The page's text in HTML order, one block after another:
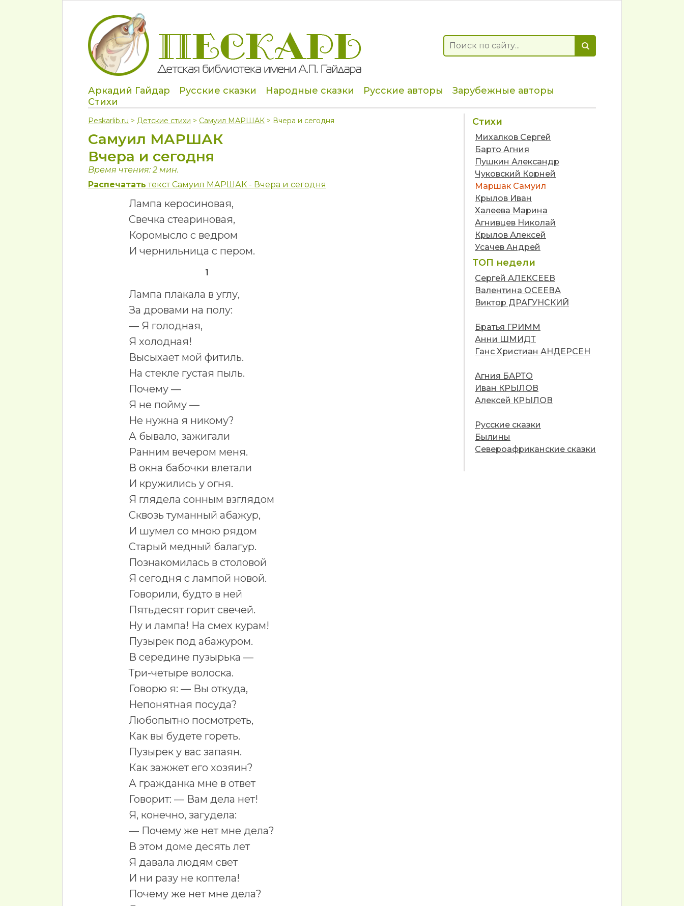
Аркадий Гайдар Русские сказки Народные сказки Русские авторы
Зарубежные авторы
Стихи
Peskarlib.ru > Детские стихи > Самуил МАРШАК > Вчера и сегодня
Самуил МАРШАК
Вчера и сегодня
Время чтения: 2 мин.
Распечатать текст Самуил МАРШАК - Вчера и сегодня
Лампа керосиновая,
Свечка стеариновая,
Коромысло с ведром
И чернильница с пером.
1
Лампа плакала в углу,
За дровами на полу:
— Я голодная,
Я холодная!
Высыхает мой фитиль.
На стекле густая пыль.
Почему —
Я не пойму —
Не нужна я никому?
А бывало, зажигали
Ранним вечером меня.
В окна бабочки влетали
И кружились у огня.
Я глядела сонным взглядом
Сквозь туманный абажур,
И шумел со мною рядом
Старый медный балагур.
Познакомилась в столовой
Я сегодня с лампой новой.
Говорили, будто в ней
Пятьдесят горит свечей.
Ну и лампа! На смех курам!
Пузырек под абажуром.
В середине пузырька —
Три-четыре волоска.
Говорю я: — Вы откуда,
Непонятная посуда?
Любопытно посмотреть,
Как вы будете гореть.
Пузырек у вас запаян.
Как зажжет его хозяин?
А гражданка мне в ответ
Говорит: — Вам дела нет!
Я, конечно, загудела:
— Почему же нет мне дела?
В этом доме десять лет
Я давала людям свет
И ни разу не коптела!
Почему же нет мне дела?
Стихи
Михалков Сергей
Барто Агния
Пушкин Александр
Чуковский Корней
Маршак Самуил
Крылов Иван
Халеева Марина
Агнивцев Николай
Крылов Алексей
Усачев Андрей
ТОП недели
Сергей АЛЕКСЕЕВ
Валентина ОСЕЕВА
Виктор ДРАГУНСКИЙ
Братья ГРИММ
Анни ШМИДТ
Ганс Христиан АНДЕРСЕН
Агния БАРТО
Иван КРЫЛОВ
Алексей КРЫЛОВ
Русские сказки
Былины
Североафриканские сказки